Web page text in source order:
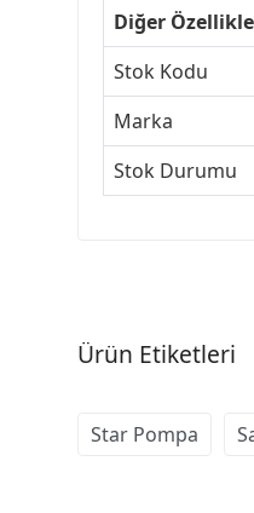
Diğer
Stok Kodu
Marka
Stok Durumu
Ürün Etiketleri
Star Pompa